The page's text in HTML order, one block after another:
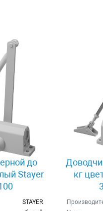
до
Stayer
STAYER
кг